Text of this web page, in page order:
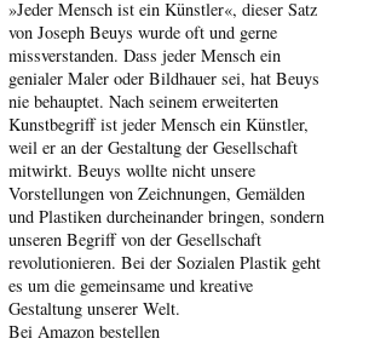
»Jeder Mensch ist ein Künstler«, dieser Satz
von Joseph Beuys wurde oft und gerne
missverstanden. Dass jeder Mensch ein
genialer Maler oder Bildhauer sei, hat Beuys
nie behauptet. Nach seinem erweiterten
Kunstbegriff ist jeder Mensch ein Künstler,
weil er an der Gestaltung der Gesellschaft
mitwirkt. Beuys wollte nicht unsere
Vorstellungen von Zeichnungen, Gemälden
und Plastiken durcheinander bringen, sondern
unseren Begriff von der Gesellschaft
revolutionieren. Bei der Sozialen Plastik geht
es um die gemeinsame und kreative
Gestaltung unserer Welt.
Bei Amazon bestellen